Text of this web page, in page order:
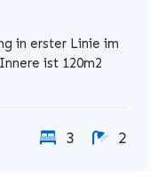
in erster Linie im
ist 120m2
3 2